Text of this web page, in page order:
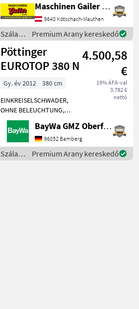
DW hengerrel van
felszerelve. Saját tömege
kb. 200 kg, nyílásszélessége
kb. 160 cm. 1DW vezérlőe
Maschinen Gailer GmbH
9640 Kötschach-Mauthen
Szálastakarmány
betakarítók
/
Stekro
Premium Arany kereskedő
Pöttinger
EUROTOP 380 N
4.500,58
€
19% ÁFA-val
3.782 €
nettó
Gy. év 2012
380 cm
EINKREISELSCHWADER,
OHNE BELEUCHTUNG,
OHNE WARNTAFELN,
SCHWADTUCH MECH.
KLAPPUNG, TANDEMACHSE,
EIN ZINKENARM LEICHT
VERBOGEN.
BayWa GMZ Oberfranken
96052 Bamberg
Szálastakarmány
betakarítók
Premium Arany kereskedő